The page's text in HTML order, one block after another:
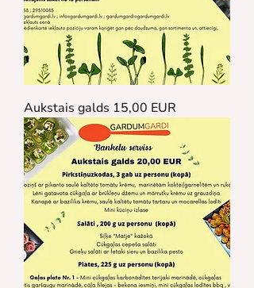
Aukstais galds 15,00 EUR